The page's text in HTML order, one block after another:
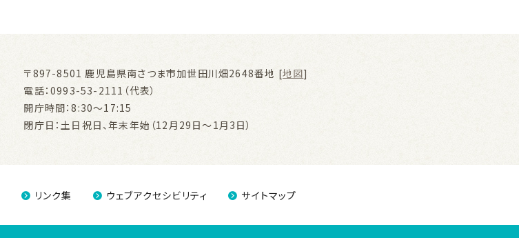
〒897-8501鹿児島県南さつま市加世田川畑2648番地 [地図]
電話：0993-53-2111（代表）
開庁時間：8:30～17:15
閉庁日：土日祝日、年末年始（12月29日～1月3日）
リンク集 ウェブアクセシビリティ サイトマップ